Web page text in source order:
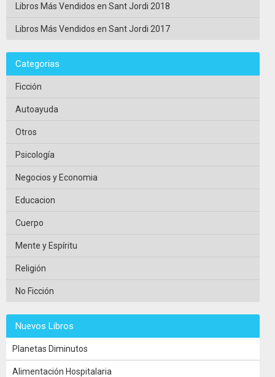
Libros Más Vendidos en Sant Jordi 2018
Libros Más Vendidos en Sant Jordi 2017
Categorias
Ficción
Autoayuda
Otros
Psicología
Negocios y Economia
Educacion
Cuerpo
Mente y Espíritu
Religión
No Ficción
Nuevos Libros
Planetas Diminutos
Alimentación Hospitalaria